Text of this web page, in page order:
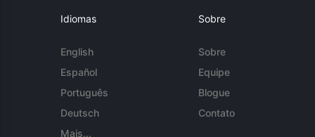
Idiomas
English
Español
Português
Deutsch
Mais...
Sobre
Sobre
Equipe
Blogue
Contato